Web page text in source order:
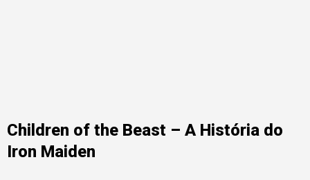
Children of the Beast – A História do
Iron Maiden